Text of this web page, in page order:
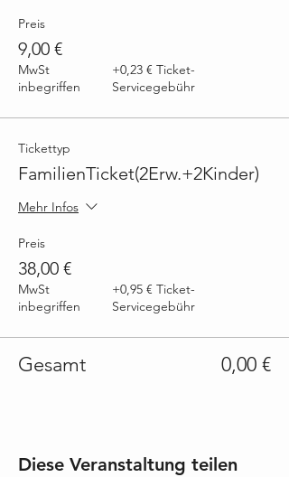
Preis
9,00 €
MwSt
inbegriffen
+0,23 € Ticket-
Servicegebühr
Tickettyp
FamilienTicket(2Erw.+2Kinder)
Mehr Infos
Preis
38,00 €
MwSt
inbegriffen
+0,95 € Ticket-
Servicegebühr
Gesamt 0,00 €
Diese Veranstaltung teilen